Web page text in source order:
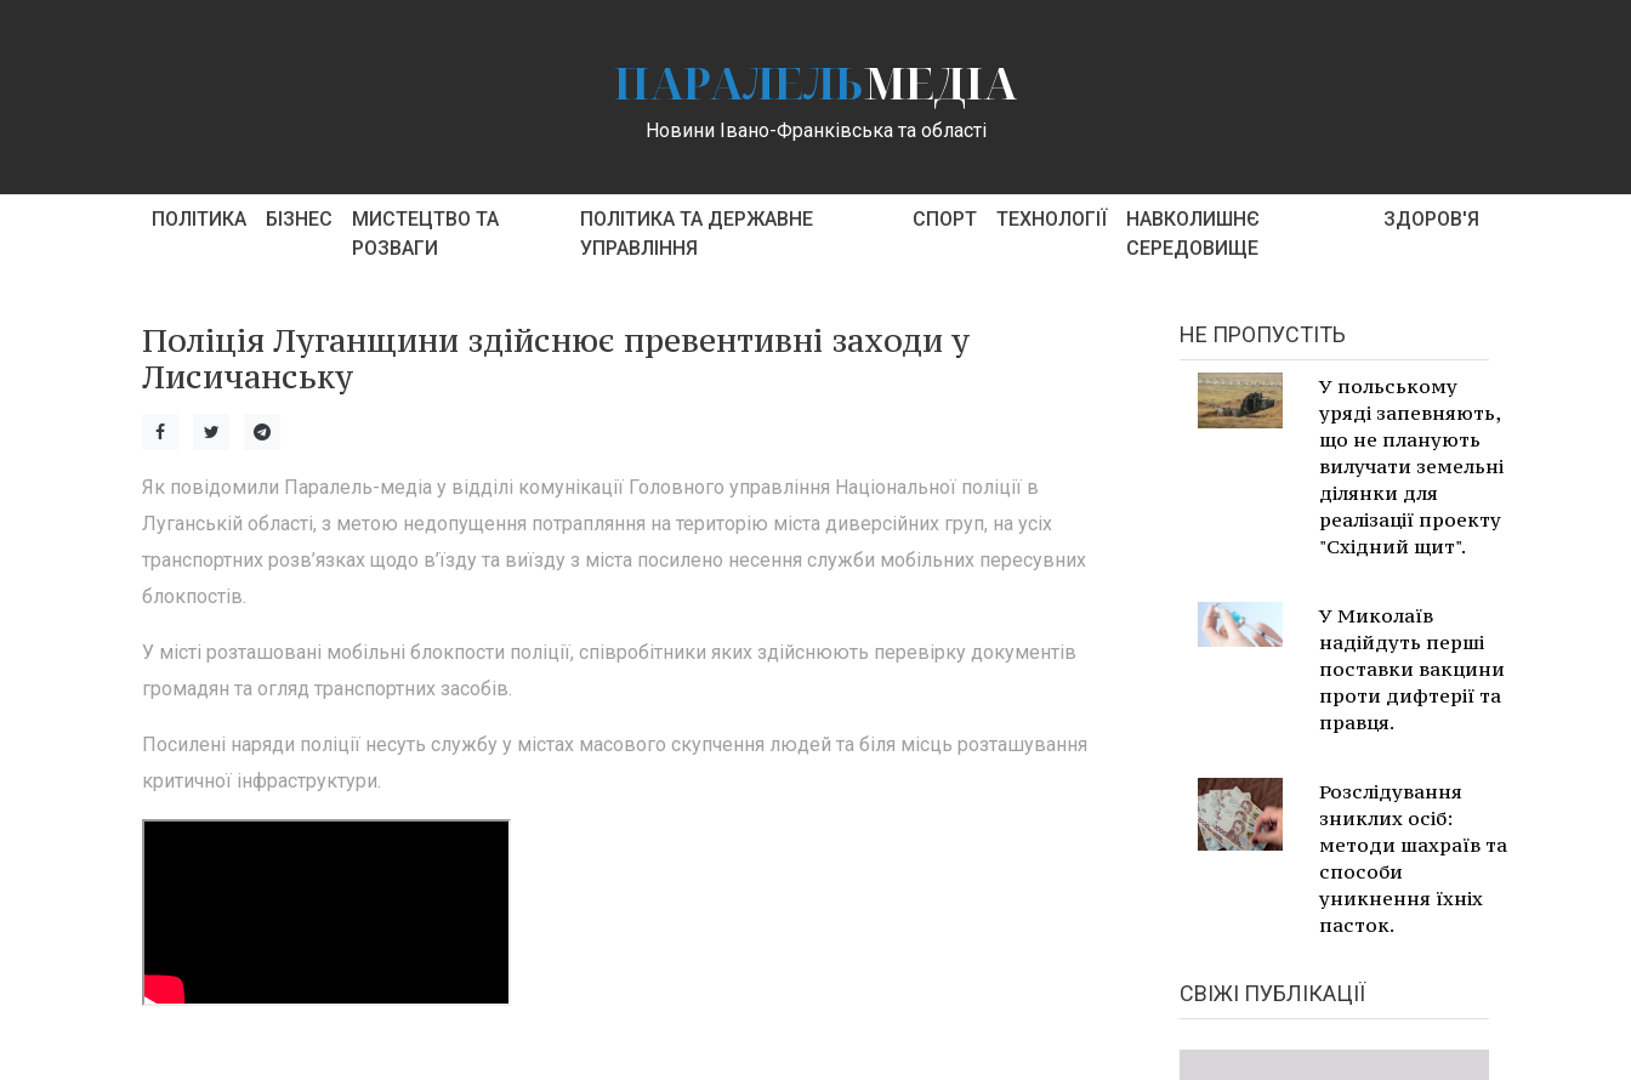
ПАРАЛЕЛЬМЕДІА
Новини Івано-Франківська та області
ПОЛІТИКА БІЗНЕС
МИСТЕЦТВО ТА
РОЗВАГИ
ПОЛІТИКА ТА ДЕРЖАВНЕ
УПРАВЛІННЯ
СПОРТ ТЕХНОЛОГІЇ
НАВКОЛИШНЄ
СЕРЕДОВИЩЕ
ЗДОРОВ'Я
Поліція Луганщини здійснює превентивні заходи у
Лисичанську
Як повідомили Паралель-медіа у відділі комунікації Головного управління Національної поліції в
Луганській області, з метою недопущення потрапляння на територію міста диверсійних груп, на усіх
транспортних розв’язках щодо в’їзду та виїзду з міста посилено несення служби мобільних пересувних
блокпостів.
У місті розташовані мобільні блокпости поліції, співробітники яких здійснюють перевірку документів
громадян та огляд транспортних засобів.
Посилені наряди поліції несуть службу у містах масового скупчення людей та біля місць розташування
критичної інфраструктури.
НЕ ПРОПУСТІТЬ
У польському
уряді запевняють,
що не планують
вилучати земельні
ділянки для
реалізації проекту
"Східний щит".
У Миколаїв
надійдуть перші
поставки вакцини
проти дифтерії та
правця.
Розслідування
зниклих осіб:
методи шахраїв та
способи
уникнення їхніх
пасток.
СВІЖІ ПУБЛІКАЦІЇ